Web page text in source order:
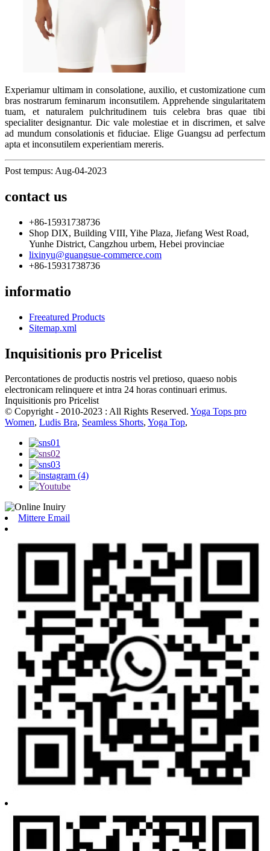
Experiamur ultimam in consolatione, auxilio, et customizatione cum
bras nostrarum feminarum inconsutilem. Apprehende singularitatem
tuam, et naturalem pulchritudinem tuis celebra bras quae tibi
specialiter designantur. Dic vale molestiae et in discrimen, et salve
ad mundum consolationis et fiduciae. Elige Guangsu ad perfectum
apta et inconsutilem experientiam mereris.
Post tempus: Aug-04-2023
contact us
+86-15931738736
Shop DIX, Building VIII, Yihe Plaza, Jiefang West Road,
Yunhe District, Cangzhou urbem, Hebei provinciae
lixinyu@guangsue-commerce.com
+86-15931738736
informatio
Freeatured Products
Sitemap.xml
Inquisitionis pro Pricelist
Percontationes de productis nostris vel pretioso, quaeso nobis
electronicam relinquere et intra 24 horas continuari erimus.
Inquisitionis pro Pricelist
© Copyright - 2010-2023 : All Rights Reserved. Yoga Tops pro
Women, Ludis Bra, Seamless Shorts, Yoga Top,
Mittere Email